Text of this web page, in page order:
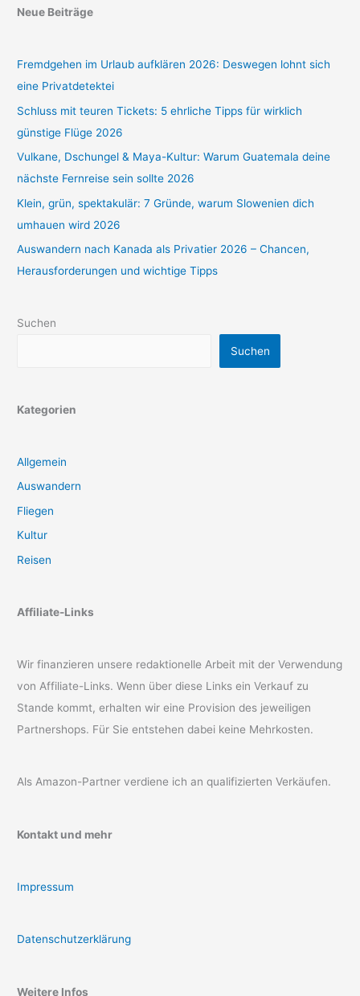
Neue Beiträge
Fremdgehen im Urlaub aufklären 2026: Deswegen lohnt sich
eine Privatdetektei
Schluss mit teuren Tickets: 5 ehrliche Tipps für wirklich
günstige Flüge 2026
Vulkane, Dschungel & Maya-Kultur: Warum Guatemala deine
nächste Fernreise sein sollte 2026
Klein, grün, spektakulär: 7 Gründe, warum Slowenien dich
umhauen wird 2026
Auswandern nach Kanada als Privatier 2026 – Chancen,
Herausforderungen und wichtige Tipps
Suchen
Suchen
Kategorien
Allgemein
Auswandern
Fliegen
Kultur
Reisen
Affiliate-Links
Wir finanzieren unsere redaktionelle Arbeit mit der Verwendung
von Affiliate-Links. Wenn über diese Links ein Verkauf zu
Stande kommt, erhalten wir eine Provision des jeweiligen
Partnershops. Für Sie entstehen dabei keine Mehrkosten.
Als Amazon-Partner verdiene ich an qualifizierten Verkäufen.
Kontakt und mehr
Impressum
Datenschutzerklärung
Weitere Infos